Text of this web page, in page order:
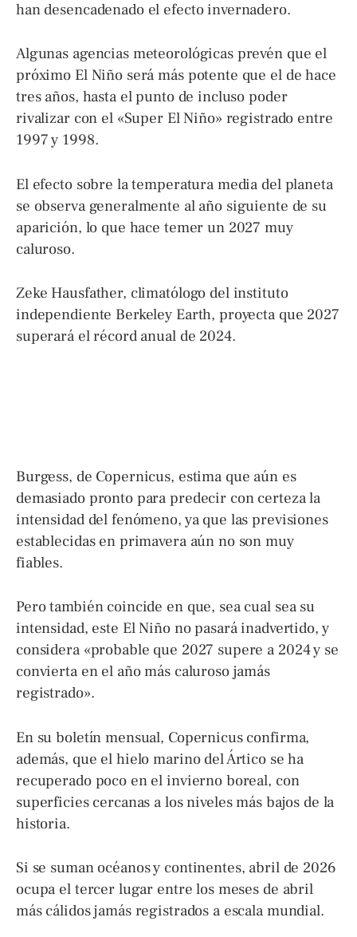
han desencadenado el efecto invernadero.
Algunas agencias meteorológicas prevén que el
próximo El Niño será más potente que el de hace
tres años, hasta el punto de incluso poder
rivalizar con el «Super El Niño» registrado entre
1997 y 1998.
El efecto sobre la temperatura media del planeta
se observa generalmente al año siguiente de su
aparición, lo que hace temer un 2027 muy
caluroso.
Zeke Hausfather, climatólogo del instituto
independiente Berkeley Earth, proyecta que 2027
superará el récord anual de 2024.
Burgess, de Copernicus, estima que aún es
demasiado pronto para predecir con certeza la
intensidad del fenómeno, ya que las previsiones
establecidas en primavera aún no son muy
fiables.
Pero también coincide en que, sea cual sea su
intensidad, este El Niño no pasará inadvertido, y
considera «probable que 2027 supere a 2024 y se
convierta en el año más caluroso jamás
registrado».
En su boletín mensual, Copernicus confirma,
además, que el hielo marino del Ártico se ha
recuperado poco en el invierno boreal, con
superficies cercanas a los niveles más bajos de la
historia.
Si se suman océanos y continentes, abril de 2026
ocupa el tercer lugar entre los meses de abril
más cálidos jamás registrados a escala mundial.